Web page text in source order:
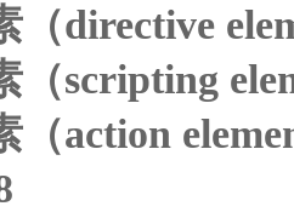
（directive
（scripting
（action